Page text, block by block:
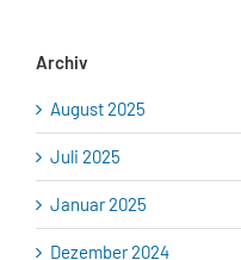
Archiv
August 2025
Juli 2025
Januar 2025
Dezember 2024